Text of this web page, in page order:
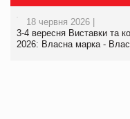
18 червня 2026 |
3-4 вересня Виставки та
2026: Власна марка -